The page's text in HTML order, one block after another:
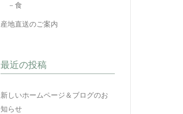
－食
産地直送のご案内
最近の投稿
新しいホームページ＆ブログのお
知らせ